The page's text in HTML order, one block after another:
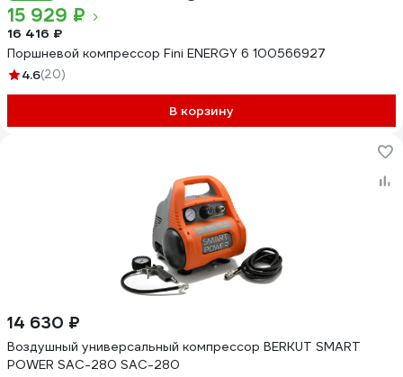
15 929 ₽
16 416 ₽
Поршневой компрессор Fini ENERGY 6 100566927
4.6(20)
В корзину
14 630 ₽
Воздушный универсальный компрессор BERKUT SMART
POWER SAC-280 SAC-280